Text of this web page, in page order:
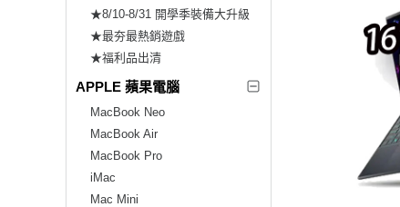
★8/10-8/31 開學季裝備大升級
★最夯最熱銷遊戲
★福利品出清
APPLE 蘋果電腦
MacBook Neo
MacBook Air
MacBook Pro
iMac
Mac Mini